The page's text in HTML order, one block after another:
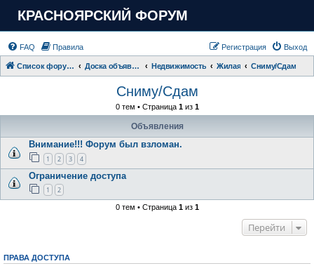
КРАСНОЯРСКИЙ ФОРУМ
FAQ Правила Выход
Регистрация
Список форумов Доска объявлений Недвижимость Жилая Сниму/Сдам
Сниму/Сдам
0 тем • Страница 1из 1
Объявления
Внимание!!! Форум был взломан.
1 2 3 4
Ограничение доступа
1 2
0 тем • Страница 1из 1
Перейти
ПРАВА ДОСТУПА